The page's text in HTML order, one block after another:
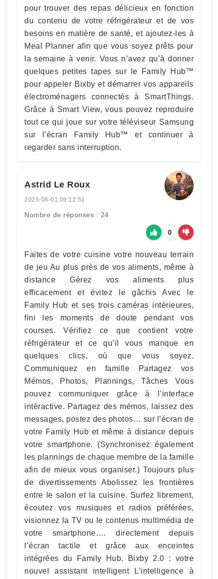
pour trouver des repas délicieux en fonction
du contenu de votre réfrigérateur et de vos
besoins en matière de santé, et ajoutez-les à
Meal Planner afin que vous soyez prêts pour
la semaine à venir. Vous n’avez qu’à donner
quelques petites tapes sur le Family Hub™
pour appeler Bixby et démarrer vos appareils
électroménagers connectés à SmartThings.
Grâce à Smart View, vous pouvez reproduire
tout ce qui joue sur votre téléviseur Samsung
sur l’écran Family Hub™ et continuer à
regarder sans interruption.
Astrid Le Roux
2025-06-01 09:12:51
Nombre de réponses : 24
0
Faites de votre cuisine votre nouveau terrain
de jeu Au plus près de vos aliments, même à
distance Gérez vos aliments plus
efficacement et évitez le gâchis Avec le
Family Hub et ses trois caméras intérieures,
fini les moments de doute pendant vos
courses. Vérifiez ce que contient votre
réfrigérateur et ce qu’il vous manque en
quelques clics, où que vous soyez.
Communiquez en famille Partagez vos
Mémos, Photos, Plannings, Tâches Vous
pouvez communiquer grâce à l’interface
intéractive. Partagez des mémos, laissez des
messages, postez des photos… sur l’écran de
votre Family Hub et même à distance depuis
votre smartphone. (Synchronisez également
les plannings de chaque membre de la famille
afin de mieux vous organiser.) Toujours plus
de divertissements Abolissez les frontières
entre le salon et la cuisine. Surfez librement,
écoutez vos musiques et radios préférées,
visionnez la TV ou le contenus multimédia de
votre smartphone…. directement depuis
l’écran tactile et grâce aux enceintes
intégrées du Family Hub. Bixby 2.0 : votre
nouvel assistant intelligent L’intelligence à